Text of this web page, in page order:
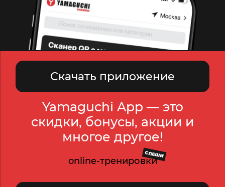
Скачать приложение
Yamaguchi App — это
скидки, бонусы, акции и
многое другое!
online-тренировки
СПЕШИ